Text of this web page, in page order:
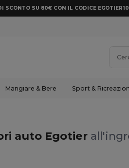
SU 80€ CON IL CODICE EGOTIER10
Mangiare & Bere Sport &
auto Egotier